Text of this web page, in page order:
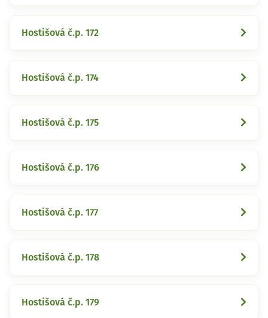
Hostišová č.p. 172
Hostišová č.p. 174
Hostišová č.p. 175
Hostišová č.p. 176
Hostišová č.p. 177
Hostišová č.p. 178
Hostišová č.p. 179